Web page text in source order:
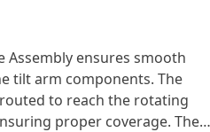
Assembly ensures smooth
tilt arm components. The
to reach the rotating
proper coverage. The